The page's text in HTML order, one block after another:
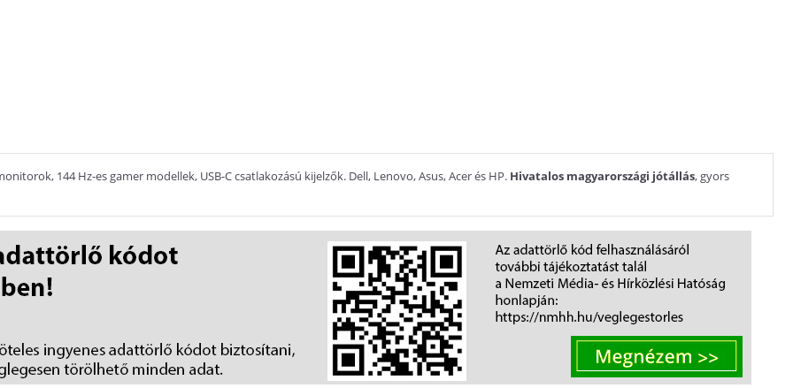
144 Hz-es gamer modellek, USB-C csatlakozású kijelzők. Dell, Lenovo, Asus, Acer és HP. Hivatalos magyarországi jótállás, gyors